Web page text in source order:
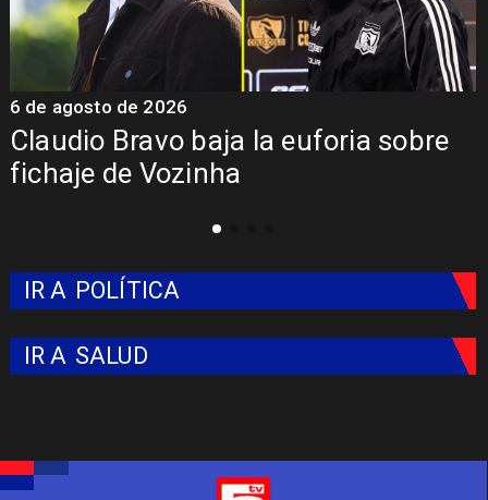
Presentación de Vozinha en Colo
Colo: Fecha, Estadio y Contrato
5 de agosto de 2026
IR A POLÍTICA
IR A SALUD